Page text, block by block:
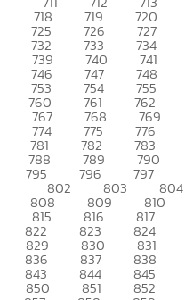
718 719 720
725 726 727
732 733 734
739 740 741
746 747 748
753 754 755
760 761 762
767 768 769
774 775 776
781 782 783
788 789 790
795 796 797
802 803 804
808 809 810
815 816 817
822 823 824
829 830 831
836 837 838
843 844 845
850 851 852